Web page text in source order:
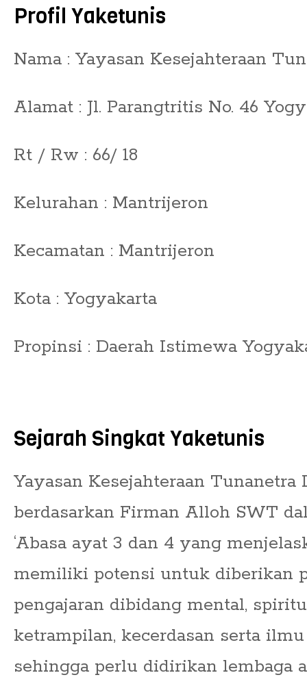
Profil Yaketunis
Nama : Yayasan Kesejahteraan
Alamat : Jl. Parangtritis No. 46
Rt / Rw : 66/ 18
Kelurahan : Mantrijeron
Kecamatan : Mantrijeron
Kota : Yogyakarta
Propinsi : Daerah Istimewa
Sejarah Singkat Yaketunis
Yayasan Kesejahteraan
berdasarkan Firman Alloh SWT
‘Abasa ayat 3 dan 4 yang
memiliki potensi untuk diberikan
pengajaran dibidang mental,
ketrampilan, kecerdasan serta
sehingga perlu didirikan lembaga